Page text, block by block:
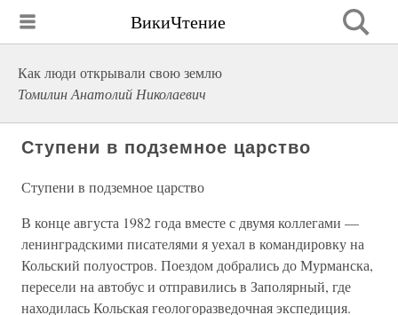
ВикиЧтение
Как люди открывали свою землю
Томилин Анатолий Николаевич
Ступени в подземное царство
Ступени в подземное царство
В конце августа 1982 года вместе с двумя коллегами —
ленинградскими писателями я уехал в командировку на
Кольский полуостров. Поездом добрались до Мурманска,
пересели на автобус и отправились в Заполярный, где
находилась Кольская геологоразведочная экспедиция.